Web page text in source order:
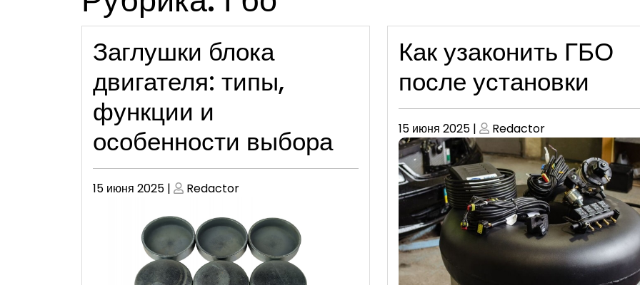
Заглушки блока
двигателя: типы,
функции и
особенности выбора
Опубликовано
15 июня 2025 | Опубликовано
Redactor
Как узаконить ГБО
после установки
Опубликовано
15 июня 2025| Опубликовано
Redactor